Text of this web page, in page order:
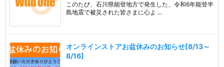
このたび、石川県能登地方で発生した、令和6年能登半
島地震で被災された皆さまに心よ ...
オンラインストアお盆休みのお知らせ[8/13～
8/16]